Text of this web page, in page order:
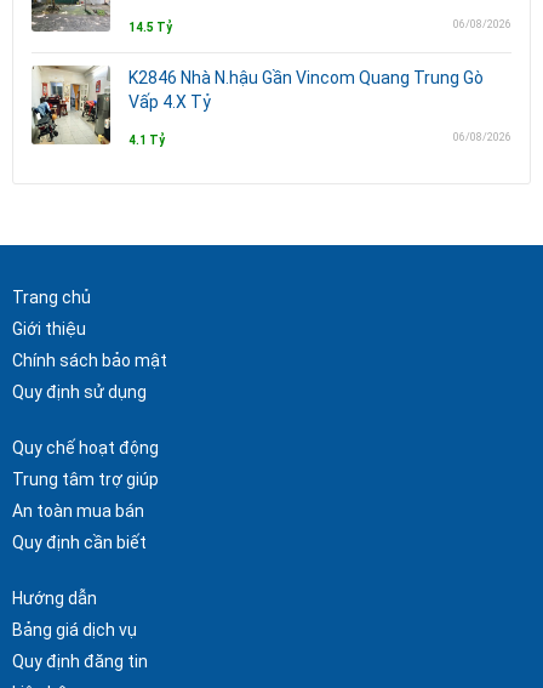
14.5 Tỷ 06/08/2026
K2846 Nhà N.hậu Gần Vincom Quang Trung Gò
Vấp 4.X Tỷ
4.1 Tỷ 06/08/2026
Trang chủ
Giới thiệu
Chính sách bảo mật
Quy định sử dụng
Quy chế hoạt động
Trung tâm trợ giúp
An toàn mua bán
Quy định cần biết
Hướng dẫn
Bảng giá dịch vụ
Quy định đăng tin